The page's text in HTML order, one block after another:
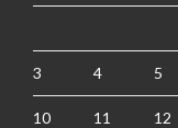
3 4 5
10 11 12